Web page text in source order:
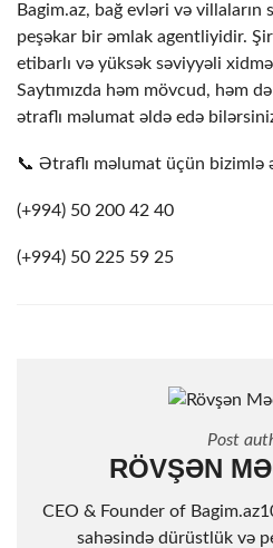
Bagim.az, bağ evləri və villaların
peşəkar bir əmlak agentliyidir.
etibarlı və yüksək səviyyəli
Saytımızda həm mövcud, həm
ətraflı məlumat əldə edə
📞 Ətraflı məlumat üçün bizimlə
(+994) 50 200 42 40
(+994) 50 225 59 25
Post
RÖVŞƏN
CEO & Founder of
sahəsində dürüstlük və